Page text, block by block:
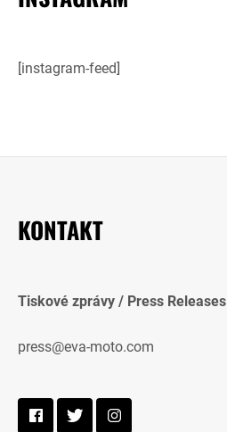
[instagram-feed]
KONTAKT
Tiskové zprávy / Press Releases
press@eva-moto.com